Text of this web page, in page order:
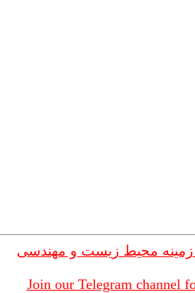
زمینه محیط زیست و مهندسی
Join our Telegram channel